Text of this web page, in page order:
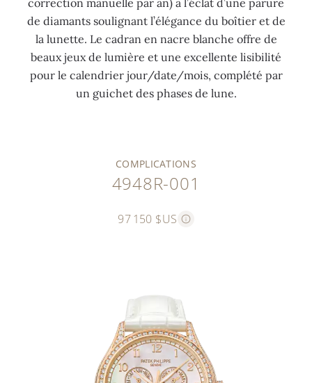
correction manuelle par an) à l’éclat d’une parure
de diamants soulignant l’élégance du boîtier et de
la lunette. Le cadran en nacre blanche offre de
beaux jeux de lumière et une excellente lisibilité
pour le calendrier jour/date/mois, complété par
un guichet des phases de lune.
COMPLICATIONS
4948R-001
97 150 $US